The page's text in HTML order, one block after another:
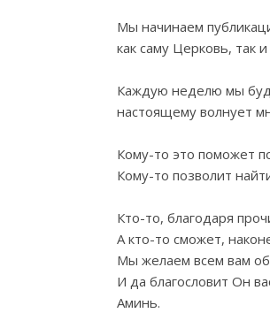
Мы начинаем
как саму Церковь,
Каждую неделю мы
настоящему волнует
Кому-то это поможет
Кому-то позволит
Кто-то, благодаря
А кто-то сможет,
Мы желаем всем вам
И да благословит Он
Аминь.